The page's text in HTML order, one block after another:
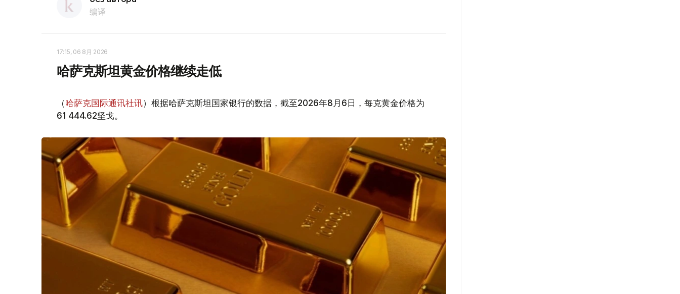
编译
17:15, 06 8月 2026
哈萨克斯坦黄金价格继续走低
（哈萨克国际通讯社讯）根据哈萨克斯坦国家银行的数据，截至2026年8月6日，每克黄金价格为
61 444.62坚戈。